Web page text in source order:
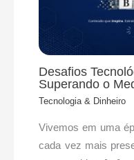
Desafios
Superando o
Tecnologia & Dinheiro
Vivemos em uma
cada vez mais